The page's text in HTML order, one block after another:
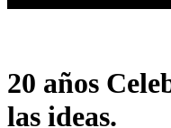
20 años
las ideas.